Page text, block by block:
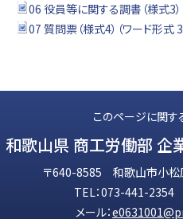
06 役員等に関する調書（様式3）
07 質問票（様式4）（ワード形式
このページに関
和歌山県 商工労働部 企
〒640-8585 和歌山市小松
TEL：073-441-2354
メール：